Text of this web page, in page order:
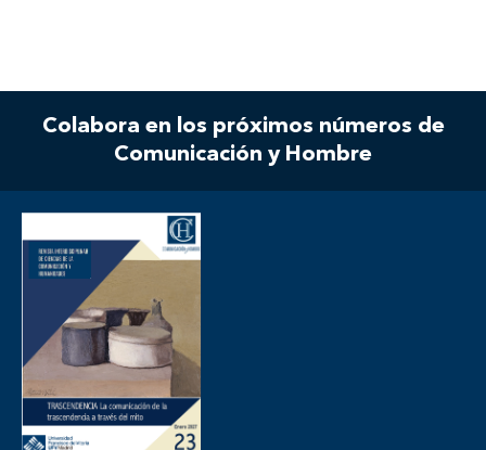
Colabora en los próximos números de
Comunicación y Hombre